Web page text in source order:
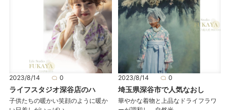
2023/8/14 0
ライフスタジオ深谷店のハ
子供たちの暖かい笑顔のように暖か
2023/8/14 0
埼玉県深谷市で人気なおし
華やかな着物と上品なドライフラワ